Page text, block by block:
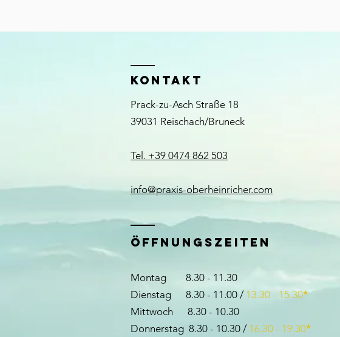
KONTAKT
Prack-zu-Asch Straße 18
39031 Reischach/Bruneck
Tel. +39 0474 862 503
info@praxis-oberheinricher.com
öffnungszeiten
Montag 8.30 - 11.30
Dienstag 8.30 - 11.00 / 13.30 - 15.30*
Mittwoch 8.30 - 10.30
Donnerstag 8.30 - 10.30 / 16.30 - 19.30*